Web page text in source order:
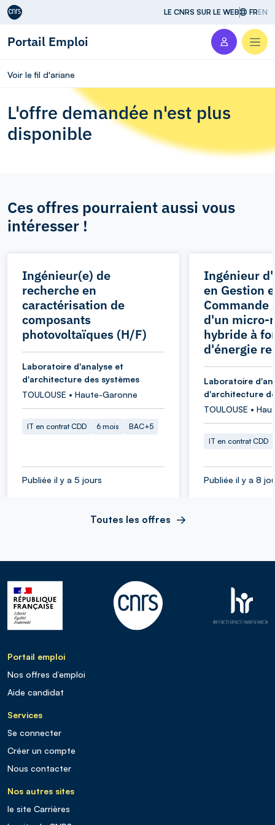
Aller au contenu LE CNRS SUR LE WEB FREN
Portail Emploi
Voir le fil d'ariane
L'offre demandée n'est plus
disponible
Ces offres pourraient aussi vous
intéresser !
Ingénieur(e) de
recherche en
caractérisation de
composants
photovoltaïques (H/F)
Laboratoire d'analyse et
d'architecture des systèmes
TOULOUSE • Haute-Garonne
IT en contrat CDD 6 mois BAC+5
Publiée il y a 5 jours
Ingénieur
en Gestion
Commande
d'un micro-
hybride à
d'énergie
Laboratoire
d'architecture
TOULOUSE •
IT en contrat CDD
Publiée il y a 8
Toutes les offres
Portail emploi
Nos offres d’emploi
Aide candidat
Services
Se connecter
Créer un compte
Nous contacter
Nos autres sites
le site Carrières